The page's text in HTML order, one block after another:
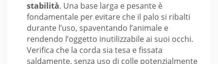
stabilità. Una base larga e pesante è
fondamentale per evitare che il palo si ribalti
durante l’uso, spaventando l’animale e
rendendo l’oggetto inutilizzabile ai suoi occhi.
Verifica che la corda sia tesa e fissata
saldamente, senza uso di colle potenzialmente